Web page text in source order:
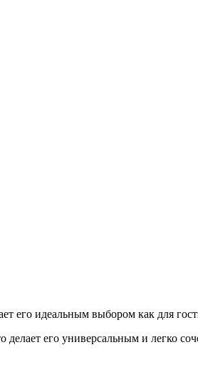
его идеальным выбором как для
его универсальным и легко